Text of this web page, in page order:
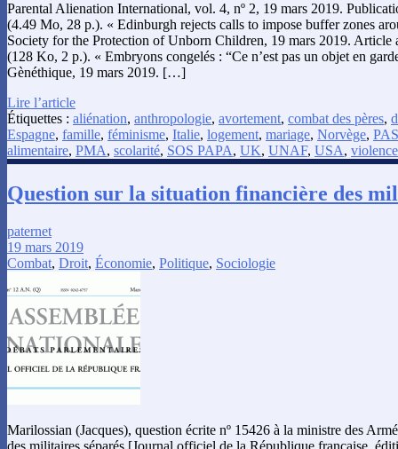
Parental Alienation International, vol. 4, nº 2, 19 mars 2019.
(4.49 Mo, 28 p.). « Edinburgh rejects calls to impose buffer zones
Society for the Protection of Unborn Children, 19 mars 2019. Article
(128 Ko, 2 p.). « Embryons congelés : “Ce n’est pas un objet en
Gènéthique, 19 mars 2019. […]
Lire l’article
Étiquettes : aliénation, anthropologie, avortement, combat des pères,
Espagne, famille, féminisme, Italie, logement, mariage, Norvège,
alimentaire, PMA, scolarité, SOS PAPA, UK, UNAF, USA, violence
Question sur la situation financière des
paternet
19 mars 2019
Combat, Droit, Économie, Politique, Sociologie
Marilossian (Jacques), question écrite nº 15426 à la ministre des
des militaires séparés [Journal officiel de la République française,